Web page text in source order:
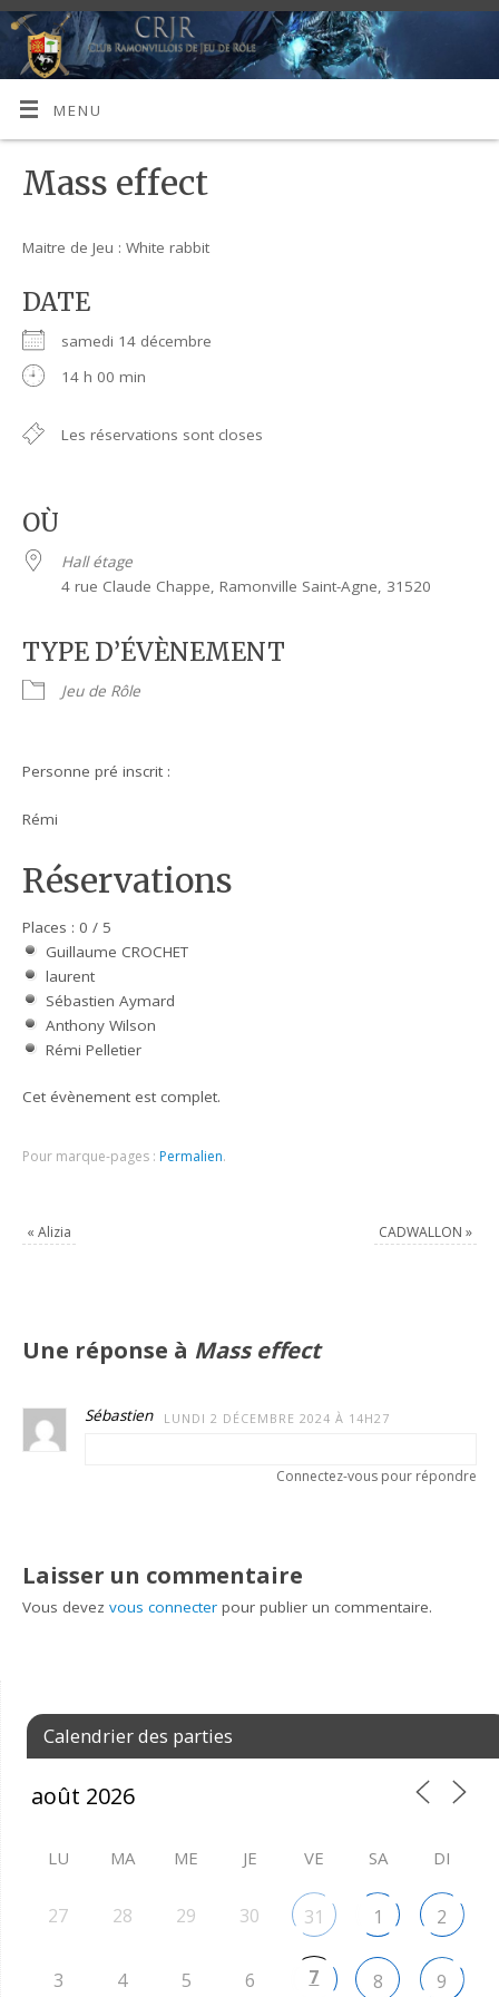
MENU
Mass effect
Maitre de Jeu : White rabbit
DATE
samedi 14 décembre
14 h 00 min
Les réservations sont closes
OÙ
Hall étage
4 rue Claude Chappe, Ramonville Saint-Agne, 31520
TYPE D’ÉVÈNEMENT
Jeu de Rôle
Personne pré inscrit :
Rémi
Réservations
Places : 0 / 5
Guillaume CROCHET
laurent
Sébastien Aymard
Anthony Wilson
Rémi Pelletier
Cet évènement est complet.
Pour marque-pages : Permalien.
« Alizia CADWALLON »
Une réponse à Mass effect
Sébastien LUNDI 2 DÉCEMBRE 2024 À 14H27
Connectez-vous pour répondre
Laisser un commentaire
Vous devezvous connecter pour publier un commentaire.
Calendrier des parties
LU MA ME JE VE SA DI
27 28 29 30 31 1 2
3 4 5 6 7 8 9